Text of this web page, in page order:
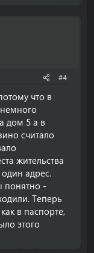
#4
что в
дом 5 а в
считало
жительства
один адрес.
понятно -
Теперь
в паспорте,
этого